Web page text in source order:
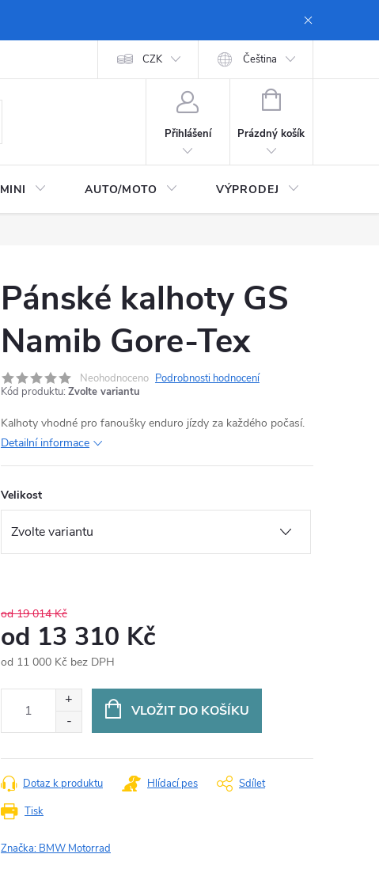
Moje objednávka Zásady ochrany osobních údajů
CZK Čeština
Přihlášení
NÁKUPNÍ
Prázdný košík
MINI AUTO/MOTO VÝPRODEJ
Pánské kalhoty GS
Namib Gore-Tex
Neohodnoceno Podrobnosti hodnocení
Kód produktu: Zvolte variantu
Kalhoty vhodné pro fanoušky enduro jízdy za každého počasí.
Detailní informace
Velikost
od 19 014 Kč
od 13 310 Kč
od 11 000 Kč bez DPH
VLOŽIT DO KOŠÍKU
Tisk
Dotaz k produktu Hlídací pes Sdílet
Značka: BMW Motorrad